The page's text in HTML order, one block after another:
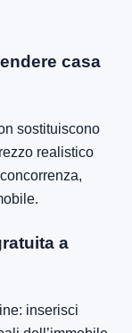
casa
sostituiscono
realistico
a
inserisci